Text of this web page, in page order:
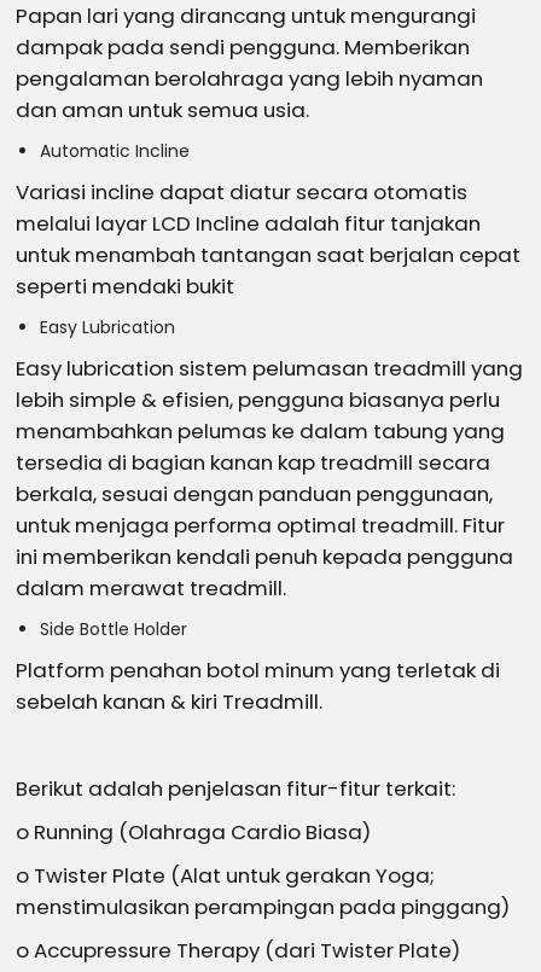
Papan lari yang dirancang untuk mengurangi
dampak pada sendi pengguna. Memberikan
pengalaman berolahraga yang lebih nyaman
dan aman untuk semua usia.
Automatic Incline
Variasi incline dapat diatur secara otomatis
melalui layar LCD Incline adalah fitur tanjakan
untuk menambah tantangan saat berjalan cepat
seperti mendaki bukit
Easy Lubrication
Easy lubrication sistem pelumasan treadmill yang
lebih simple & efisien, pengguna biasanya perlu
menambahkan pelumas ke dalam tabung yang
tersedia di bagian kanan kap treadmill secara
berkala, sesuai dengan panduan penggunaan,
untuk menjaga performa optimal treadmill. Fitur
ini memberikan kendali penuh kepada pengguna
dalam merawat treadmill.
Side Bottle Holder
Platform penahan botol minum yang terletak di
sebelah kanan & kiri Treadmill.
Berikut adalah penjelasan fitur-fitur terkait:
o Running (Olahraga Cardio Biasa)
o Twister Plate (Alat untuk gerakan Yoga;
menstimulasikan perampingan pada pinggang)
o Accupressure Therapy (dari Twister Plate)